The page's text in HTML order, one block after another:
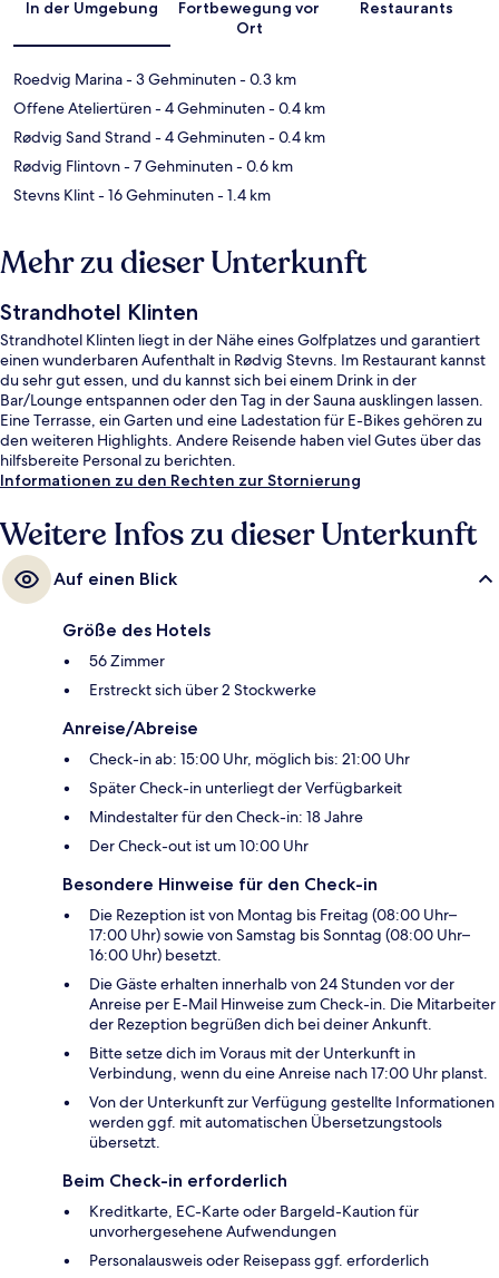
In der Umgebung
Fortbewegung vor
Ort
Restaurants
Roedvig Marina- 3 Gehminuten- 0.3 km
Offene Ateliertüren- 4 Gehminuten- 0.4 km
Rødvig Sand Strand - 4 Gehminuten- 0.4 km
Rødvig Flintovn- 7 Gehminuten- 0.6 km
Stevns Klint- 16 Gehminuten- 1.4 km
Mehr zu dieser Unterkunft
Strandhotel Klinten
Strandhotel Klinten liegt in der Nähe eines Golfplatzes und garantiert
einen wunderbaren Aufenthalt in Rødvig Stevns. Im Restaurant kannst
du sehr gut essen, und du kannst sich bei einem Drink in der
Bar/Lounge entspannen oder den Tag in der Sauna ausklingen lassen.
Eine Terrasse, ein Garten und eine Ladestation für E-Bikes gehören zu
den weiteren Highlights. Andere Reisende haben viel Gutes über das
hilfsbereite Personal zu berichten.
Informationen zu den Rechten zur Stornierung
Weitere Infos zu dieser Unterkunft
Auf einen Blick
Größe des Hotels
56 Zimmer
Erstreckt sich über 2 Stockwerke
Anreise/Abreise
Check-in ab: 15:00 Uhr, möglich bis: 21:00 Uhr
Später Check-in unterliegt der Verfügbarkeit
Mindestalter für den Check-in: 18 Jahre
Der Check-out ist um 10:00 Uhr
Besondere Hinweise für den Check-in
Die Rezeption ist von Montag bis Freitag (08:00 Uhr–
17:00 Uhr) sowie von Samstag bis Sonntag (08:00 Uhr–
16:00 Uhr) besetzt.
Die Gäste erhalten innerhalb von 24 Stunden vor der
Anreise per E-Mail Hinweise zum Check-in. Die Mitarbeiter
der Rezeption begrüßen dich bei deiner Ankunft.
Bitte setze dich im Voraus mit der Unterkunft in
Verbindung, wenn du eine Anreise nach 17:00 Uhr planst.
Von der Unterkunft zur Verfügung gestellte Informationen
werden ggf. mit automatischen Übersetzungstools
übersetzt.
Beim Check-in erforderlich
Kreditkarte, EC-Karte oder Bargeld-Kaution für
unvorhergesehene Aufwendungen
Personalausweis oder Reisepass ggf. erforderlich